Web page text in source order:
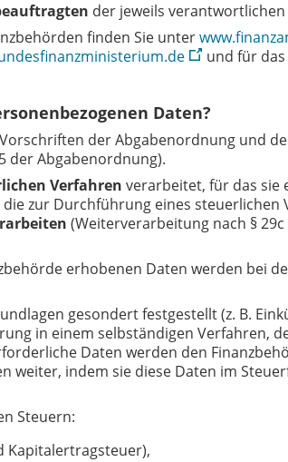
der jeweils
finden Sie unter
und für
Daten?
der Abgabenordnung und
der Abgabenordnung).
Verfahren verarbeitet, für das sie
zur Durchführung eines
(Weiterverarbeitung nach §
erhobenen Daten werden bei
gesondert festgestellt (z. B.
in einem selbständigen Verfahren,
Daten werden den
indem sie diese Daten im
Steuern:
Kapitalertragsteuer),